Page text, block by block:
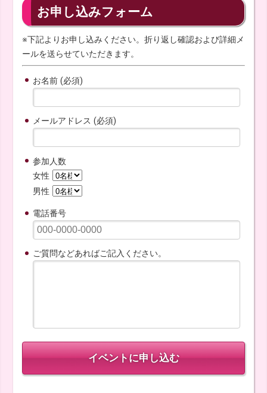
お申し込みフォーム
※下記よりお申し込みください。折り返し確認および詳細メ
ールを送らせていただきます。
お名前 (必須)
メールアドレス (必須)
参加人数
女性
男性
電話番号
ご質問などあればご記入ください。